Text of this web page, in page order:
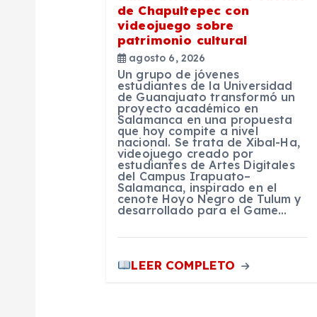
de Chapultepec con
videojuego sobre
patrimonio cultural
agosto 6, 2026
Un grupo de jóvenes
estudiantes de la Universidad
de Guanajuato transformó un
proyecto académico en
Salamanca en una propuesta
que hoy compite a nivel
nacional. Se trata de Xibal-Ha,
videojuego creado por
estudiantes de Artes Digitales
del Campus Irapuato–
Salamanca, inspirado en el
cenote Hoyo Negro de Tulum y
desarrollado para el Game…
LEER COMPLETO